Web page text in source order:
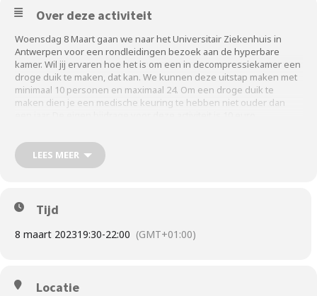
Over deze activiteit
Woensdag 8 Maart gaan we naar het Universitair Ziekenhuis in
Antwerpen voor een rondleidingen bezoek aan de hyperbare
kamer. Wil jij ervaren hoe het is om een in decompressiekamer een
droge duik te maken, dat kan. We kunnen deze uitstap maken met
minimaal 10 personen en maximaal 24. Om een droge duik te
maken dien je een medische keuring te hebben niet ouder dan
Schrijf je snel in, want vol is vol.
informatie.
LEES MEER
Tijd
8 maart 202319:30-22:00 (GMT+01:00)
Locatie